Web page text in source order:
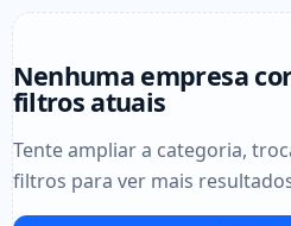
Nenhuma empresa
filtros atuais
Tente ampliar a categoria,
filtros para ver mais